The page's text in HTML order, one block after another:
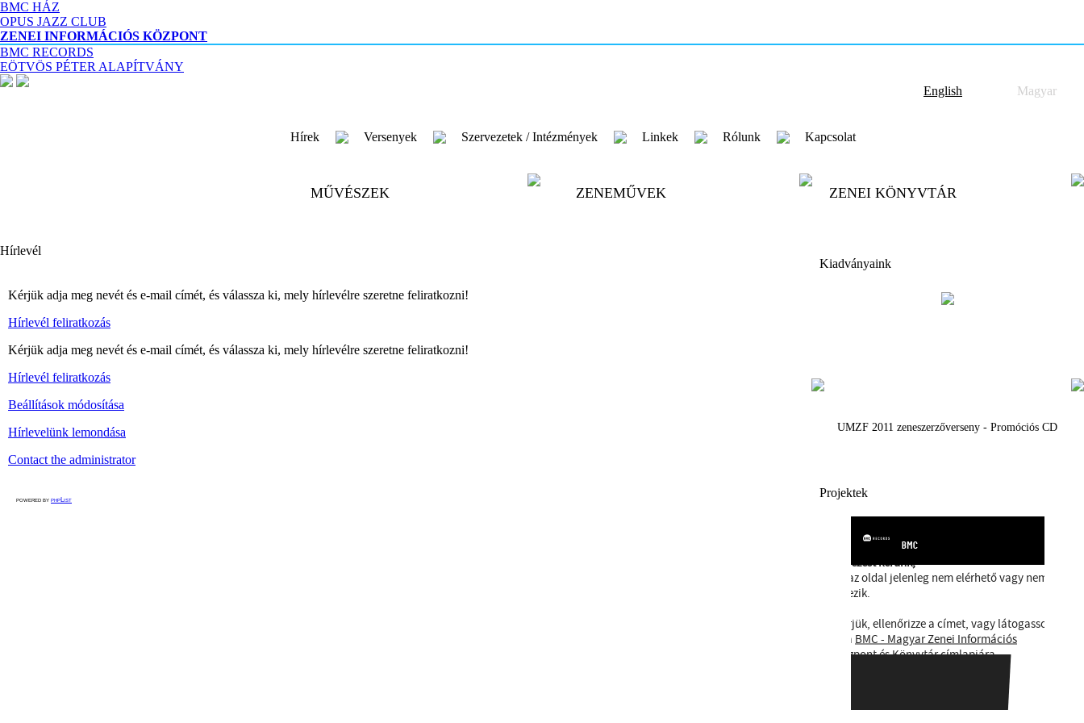
BMC HÁZ
OPUS JAZZ CLUB
ZENEI INFORMÁCIÓS KÖZPONT
BMC RECORDS
EÖTVÖS PÉTER ALAPÍTVÁNY
English
Magyar
Hírek Versenyek Szervezetek / Intézmények Linkek Rólunk Kapcsolat
MŰVÉSZEK ZENEMŰVEK ZENEI KÖNYVTÁR
Hírlevél
Kérjük adja meg nevét és e-mail címét, és válassza ki, mely hírlevélre szeretne feliratkozni!
Hírlevél feliratkozás
Kérjük adja meg nevét és e-mail címét, és válassza ki, mely hírlevélre szeretne feliratkozni!
Hírlevél feliratkozás
Beállítások módosítása
Hírlevelünk lemondása
Contact the administrator
powered by phpList
Kiadványaink
UMZF 2011 zeneszerzőverseny - Promóciós CD
Projektek